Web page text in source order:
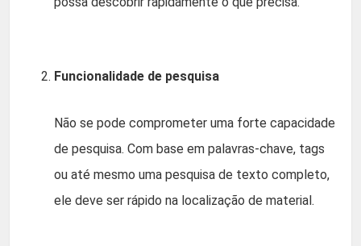
Funcionalidade de pesquisa
Não se pode comprometer uma forte capacidade
de pesquisa. Com base em palavras-chave, tags
ou até mesmo uma pesquisa de texto completo,
ele deve ser rápido na localização de material.